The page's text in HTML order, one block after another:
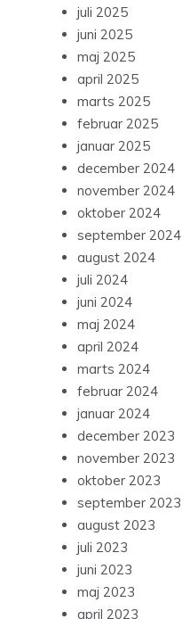
juli 2025
juni 2025
maj 2025
april 2025
marts 2025
februar 2025
januar 2025
december 2024
november 2024
oktober 2024
september 2024
august 2024
juli 2024
juni 2024
maj 2024
april 2024
marts 2024
februar 2024
januar 2024
december 2023
november 2023
oktober 2023
september 2023
august 2023
juli 2023
juni 2023
maj 2023
april 2023